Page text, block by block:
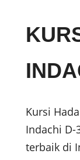
Kursi
Indachi
terbaik di